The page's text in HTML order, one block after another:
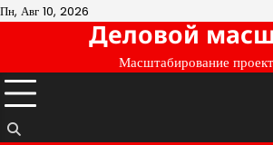
Перейти
Пн, Авг 10, 2026
Деловой
Масштабирование